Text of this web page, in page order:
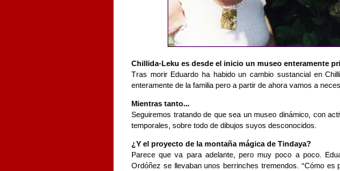
Chillida-Leku es desde el inicio un museo enteramente
Tras morir Eduardo ha habido un cambio sustancial en
enteramente de la familia pero a partir de ahora vamos a
Mientras tanto...
Seguiremos tratando de que sea un museo dinámico, con
temporales, sobre todo de dibujos suyos desconocidos.
¿Y el proyecto de la montaña mágica de Tindaya?
Parece que va para adelante, pero muy poco a poco.
Ordóñez se llevaban unos berrinches tremendos. “Cómo es